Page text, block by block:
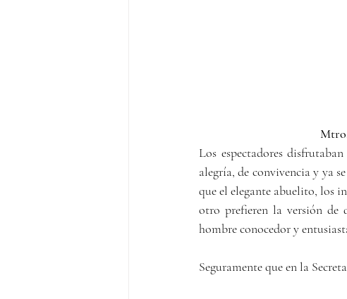
Los espectadores
alegría, de convivencia y ya
que el elegante abuelito, los
otro prefieren la versión de
hombre conocedor y
Seguramente que en la